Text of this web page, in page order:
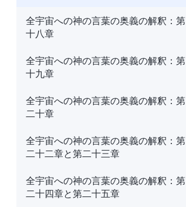
全宇宙への神の言葉の奥義の解釈：第
十八章
全宇宙への神の言葉の奥義の解釈：第
十九章
全宇宙への神の言葉の奥義の解釈：第
二十章
全宇宙への神の言葉の奥義の解釈：第
二十二章と第二十三章
全宇宙への神の言葉の奥義の解釈：第
二十四章と第二十五章